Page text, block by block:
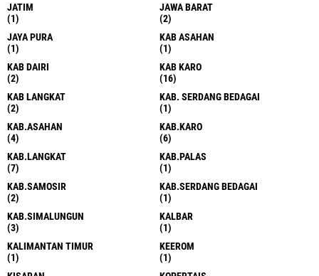
JATIM
(1)
JAWA BARAT
(2)
JAYA PURA
(1)
KAB ASAHAN
(1)
KAB DAIRI
(2)
KAB KARO
(16)
KAB LANGKAT
(2)
KAB. SERDANG BEDAGAI
(1)
KAB.ASAHAN
(4)
KAB.KARO
(6)
KAB.LANGKAT
(7)
KAB.PALAS
(1)
KAB.SAMOSIR
(2)
KAB.SERDANG BEDAGAI
(1)
KAB.SIMALUNGUN
(3)
KALBAR
(1)
KALIMANTAN TIMUR
(1)
KEEROM
(1)